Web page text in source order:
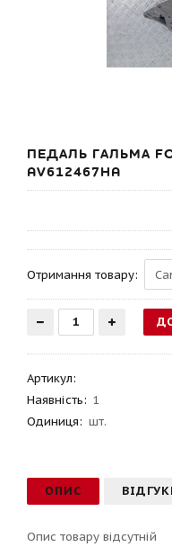
ПЕДАЛЬ ГАЛЬМА
AV612467HA
Отримання товару:
Артикул:
Наявність: 1
Одиниця: шт.
ОПИС
Опис товару відсутній